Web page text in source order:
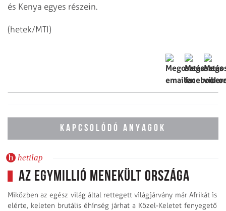
és Kenya egyes részein.
(hetek/MTI)
KAPCSOLÓDÓ ANYAGOK
hetilap
Az egymillió menekült országa
Miközben az egész világ által rettegett világjárvány már Afrikát is
elérte, keleten brutális éhínség járhat a Közel-Keletet fenyegető